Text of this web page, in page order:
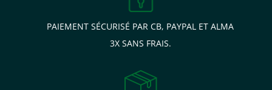
PAIEMENT SÉCURISÉ PAR CB, PAYPAL ET ALMA
3X SANS FRAIS.